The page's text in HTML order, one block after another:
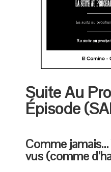
Suite Au
Épisode
Comme
vus (comme